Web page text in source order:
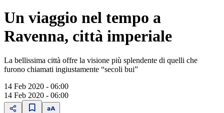
Un viaggio nel tempo a
Ravenna, città imperiale
La bellissima città offre la visione più splendente di quelli che
furono chiamati ingiustamente “secoli bui”
14 Feb 2020 - 06:00
14 Feb 2020 - 06:00